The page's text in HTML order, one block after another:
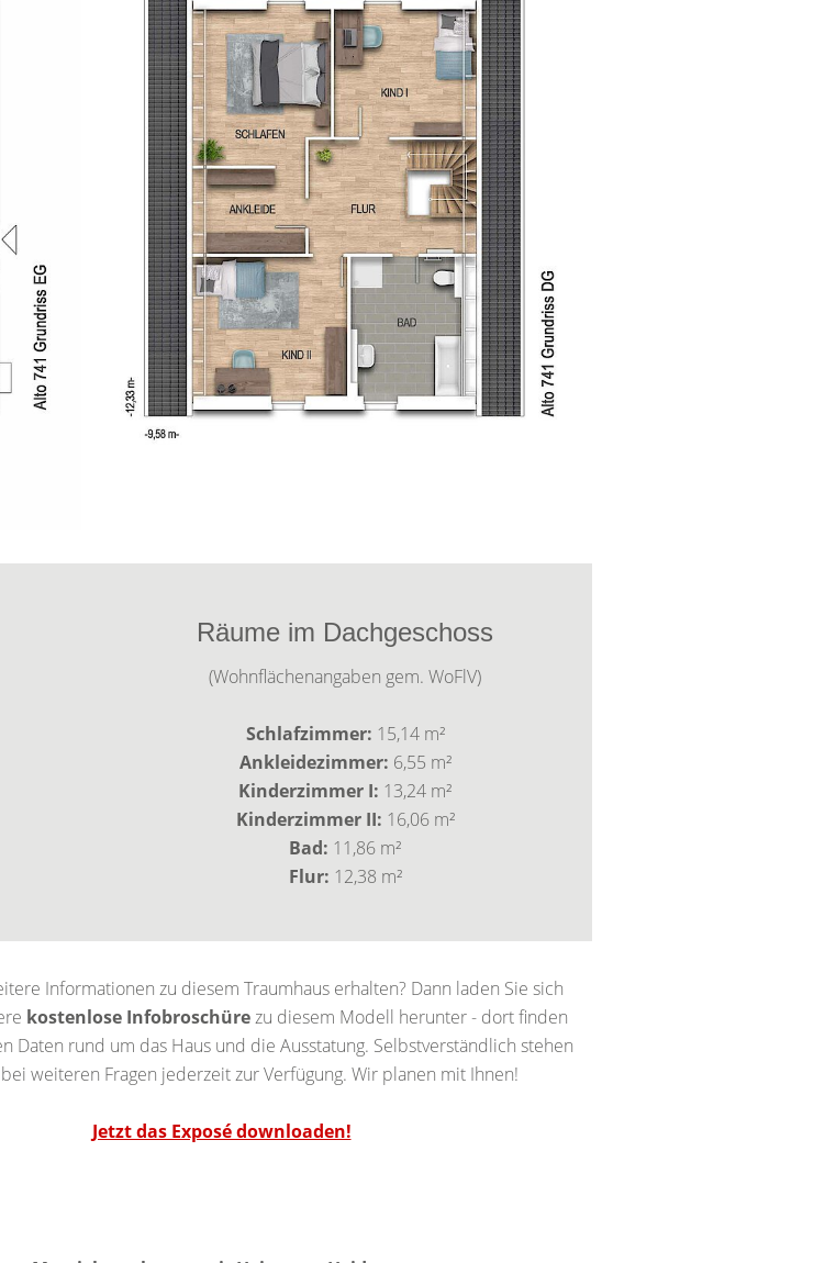
Räume im Dachgeschoss
(Wohnflächenangaben gem. WoFlV)
Schlafzimmer: 15,14 m²
Ankleidezimmer: 6,55 m²
Kinderzimmer I: 13,24 m²
Kinderzimmer II: 16,06 m²
Bad: 11,86 m²
Flur: 12,38 m²
Informationen zu diesem Traumhaus erhalten? Dann laden Sie sich
kostenlose Infobroschürezu diesem Modell herunter - dort finden
Daten rund um das Haus und die Ausstatung. Selbstverständlich stehen
weiteren Fragen jederzeit zur Verfügung. Wir planen mit Ihnen!
Jetzt das Exposé downloaden!